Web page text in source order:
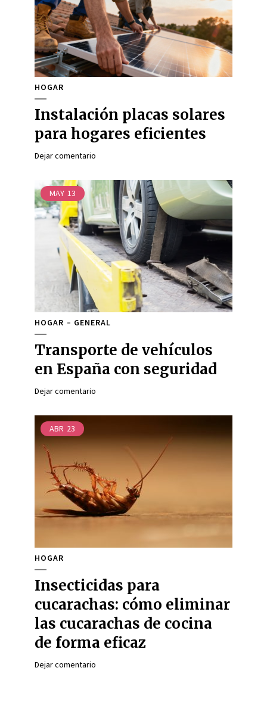
HOGAR
Instalación placas solares
para hogares eficientes
Dejar comentario
MAY 13
HOGAR GENERAL
Transporte de vehículos
en España con seguridad
Dejar comentario
ABR 23
HOGAR
Insecticidas para
cucarachas: cómo eliminar
las cucarachas de cocina
de forma eficaz
Dejar comentario